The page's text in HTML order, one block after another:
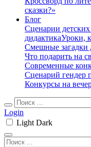
сказки?»
Блог
Сценарии
дидактикаУроки,
Смешные загадки
Что подарить на
Современные
Сценарий гендер
Конкурсы на
Login
Light Dark